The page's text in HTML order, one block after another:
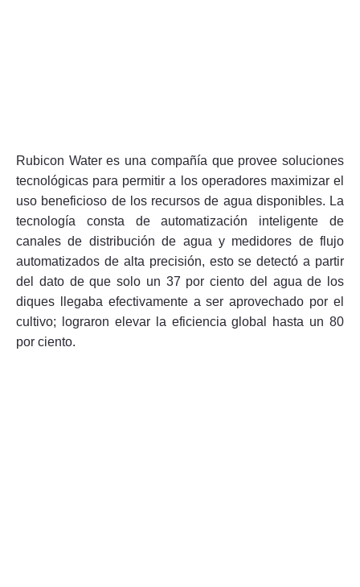
Rubicon Water es una compañía que provee soluciones
tecnológicas para permitir a los operadores maximizar el
uso beneficioso de los recursos de agua disponibles. La
tecnología consta de automatización inteligente de
canales de distribución de agua y medidores de flujo
automatizados de alta precisión, esto se detectó a partir
del dato de que solo un 37 por ciento del agua de los
diques llegaba efectivamente a ser aprovechado por el
cultivo; lograron elevar la eficiencia global hasta un 80
por ciento.